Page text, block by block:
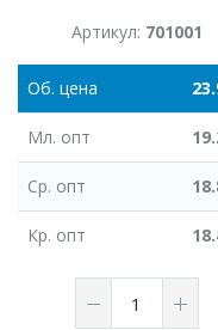
Артикул: 701001
Об. цена
Мл. опт
Ср. опт
Кр. опт